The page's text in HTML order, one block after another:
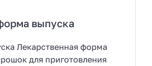
выпуска
Лекарственная форма
для приготовления